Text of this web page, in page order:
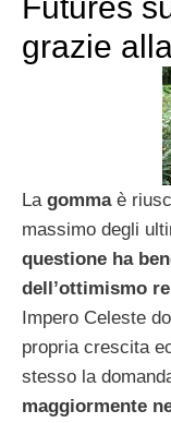
grazie
La gommaè
massimo degli
questione ha
dell’ottimismo
Impero Celeste
propria crescita
stesso la
maggiormente